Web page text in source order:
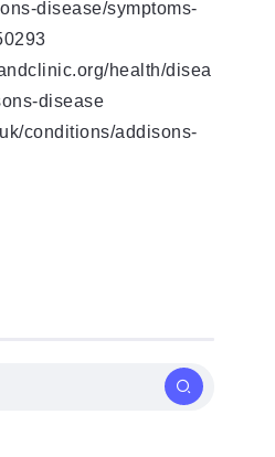
disease/symptoms-
health/disea
disease
conditions/addisons-